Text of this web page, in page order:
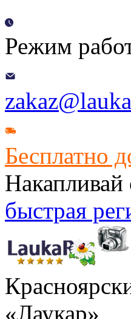
Режим
Бесплатно
Накапливай
быстрая
«Лаукар»